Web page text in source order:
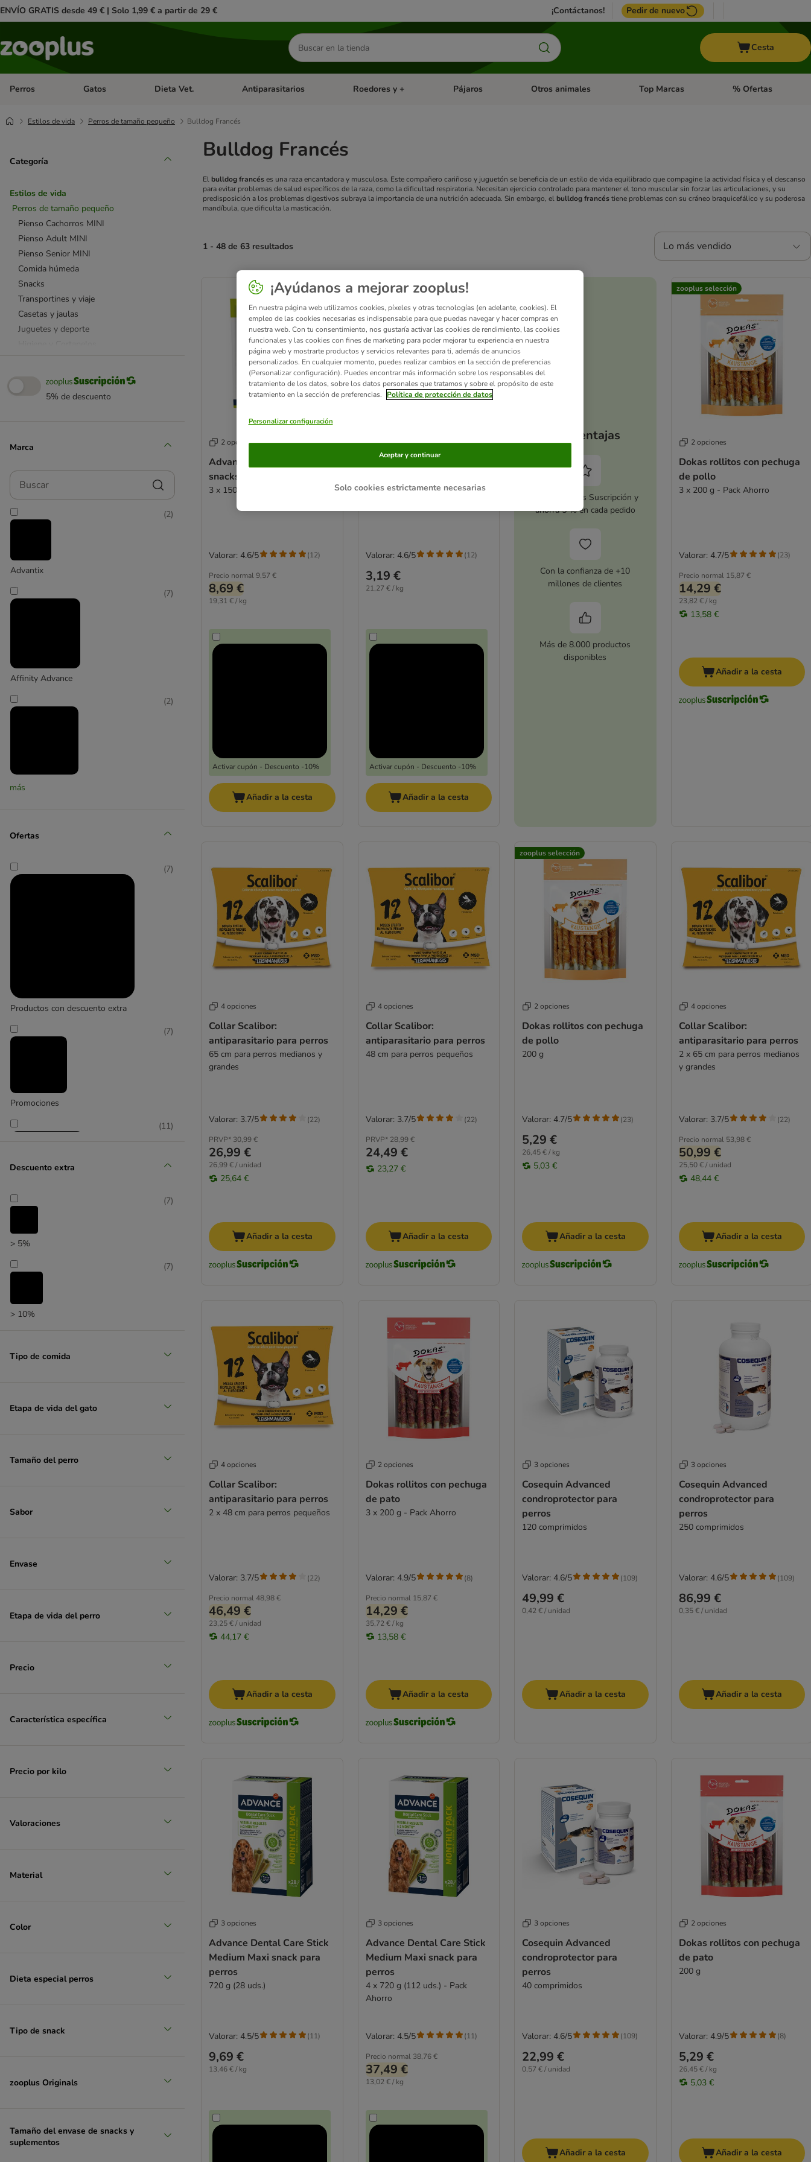
ENVÍO GRATIS desde 49 € | Solo 1,99 € a partir de 29 € ¡Contáctanos! Pedir de nuevo
Buscar
productos
Cesta
Perros Menú de categoria abierto: Perros
Gatos Menú de categoria abierto: Gatos
Dieta Vet. Menú de categoria abierto: Dieta Vet.
Antiparasitarios Menú de categoria abierto: Antiparasitarios
Roedores y + Menú de categoria abierto: Roedores y +
Pájaros Menú de categoria abierto: Pájaros
Otros animales Menú de categoria abierto: Otros animales
Top Marcas Menú de categoria
% Ofertas
Estilos de vida Perros de tamaño pequeño Bulldog Francés
Categoría
Estilos de vida
Perros de tamaño pequeño
Pienso Cachorros MINI
Pienso Adult MINI
Pienso Senior MINI
Comida húmeda
Snacks
Transportines y viaje
Casetas y jaulas
Juguetes y deporte
Correas y collares
Camas y mantas
Carlino
Westy
Otros perros de raza pequeña
5% de descuento
Marca
Buscar
Advantix
(2)
Affinity Advance
(7)
Concept for Life
(2)
Cosequin
Dokas
más
Ofertas
Productos con descuento extra
(7)
Promociones
(7)
(11)
Descuento extra
> 5%
(7)
> 10%
(7)
Tipo de comida
Etapa de vida del gato
Tamaño del perro
Sabor
Envase
Etapa de vida del perro
Precio
Característica específica
Precio por kilo
Valoraciones
Material
Color
Dieta especial perros
Tipo de snack
zooplus Originals
Tamaño del envase de snacks y
suplementos
Bulldog Francés
El bulldog francéses una raza encantadora y musculosa. Este compañero cariñoso y juguetón se beneficia de un estilo de vida equilibrado que compagine la actividad física y el descanso
para evitar problemas de salud específicos de la raza, como la dificultad respiratoria. Necesitan ejercicio controlado para mantener el tono muscular sin forzar las articulaciones, y su
predisposición a los problemas digestivos subraya la importancia de una nutrición adecuada. Sin embargo, el bulldog francéstiene problemas con su cráneo braquicefálico y su poderosa
mandíbula, que dificulta la masticación.
1 - 48 de 63 resultados Lo más vendido
product items have been changed
2 opciones
Advance Hypoallergenic
snacks para perros
3 x 150 g
Precio normal9,57 €
8,69 €
19,31 € / kg
Activar cupón - Descuento -10%
Valorar: 4.6/5 (12)
Añadir a la cesta
2 opciones
Advance Hypoallergenic
150 g
3,19 €
21,27 € / kg
Activar cupón - Descuento -10%
Valorar: 4.6/5 (12)
Añadir a la cesta
Tus ventajas
Activa zooplus Suscripción y
ahorra 5 % en cada pedido
Con la confianza de +10
millones de clientes
Más de 8.000 productos
disponibles
zooplus selección
2 opciones
Dokas rollitos con pechuga
de pollo
3 x 200 g - Pack Ahorro
Precio normal 15,87 €
14,29 €
23,82 € / kg
13,58 €
Valorar: 4.7/5 (23)
Añadir a la cesta
4 opciones
Collar Scalibor:
antiparasitario para perros
65 cm para perros medianos y
grandes
PRVP* 30,99 €
26,99 €
26,99 € / unidad
25,64 €
Valorar: 3.7/5 (22)
Añadir a la cesta
4 opciones
Collar Scalibor:
antiparasitario para perros
48 cm para perros pequeños
PRVP* 28,99 €
24,49 €
23,27 €
Valorar: 3.7/5 (22)
Añadir a la cesta
zooplus selección
2 opciones
Dokas rollitos con pechuga
de pollo
200 g
5,29 €
26,45 € / kg
5,03 €
Valorar: 4.7/5 (23)
Añadir a la cesta
4 opciones
Collar Scalibor:
antiparasitario para perros
2 x 65 cm para perros medianos
y grandes
Precio normal 53,98 €
50,99 €
25,50 € / unidad
48,44 €
Valorar: 3.7/5 (22)
Añadir a la cesta
4 opciones
Collar Scalibor:
antiparasitario para perros
2 x 48 cm para perros pequeños
Precio normal48,98 €
46,49 €
23,25 € / unidad
44,17 €
Valorar: 3.7/5 (22)
Añadir a la cesta
2 opciones
Dokas rollitos con pechuga
de pato
3 x 200 g - Pack Ahorro
Precio normal 15,87 €
14,29 €
35,72 € / kg
13,58 €
Valorar: 4.9/5 (8)
Añadir a la cesta
3 opciones
Cosequin Advanced
condroprotector para
perros
120 comprimidos
49,99 €
0,42 € / unidad
Valorar: 4.6/5 (109)
Añadir a la cesta
3 opciones
Cosequin Advanced
condroprotector para
perros
250 comprimidos
86,99 €
0,35 € / unidad
Valorar: 4.6/5 (109)
Añadir a la cesta
3 opciones
Advance Dental Care Stick
Medium Maxi snack para
perros
720 g (28 uds.)
9,69 €
13,46 € / kg
Valorar: 4.5/5 (11)
3 opciones
Advance Dental Care Stick
Medium Maxi snack para
perros
4 x 720 g (112 uds.) - Pack
Ahorro
Precio normal 38,76 €
37,49 €
13,02 € / kg
Valorar: 4.5/5 (11)
3 opciones
Cosequin Advanced
condroprotector para
perros
40 comprimidos
22,99 €
0,57 € / unidad
Valorar: 4.6/5 (109)
Añadir a la cesta
2 opciones
Dokas rollitos con pechuga
de pato
200 g
5,29 €
26,45 € / kg
5,03 €
Valorar: 4.9/5 (8)
Añadir a la cesta
¡Ayúdanos a mejorar zooplus!
En nuestra página web utilizamos cookies, píxeles y otras tecnologías (en adelante, cookies). El
empleo de las cookies necesarias es indispensable para que puedas navegar y hacer compras en
nuestra web. Con tu consentimiento, nos gustaría activar las cookies de rendimiento, las cookies
funcionales y las cookies con fines de marketing para poder mejorar tu experiencia en nuestra
página web y mostrarte productos y servicios relevantes para ti, además de anuncios
personalizados. En cualquier momento, puedes realizar cambios en la sección de preferencias
(Personalizar configuración). Puedes encontrar más información sobre los responsables del
tratamiento de los datos, sobre los datos personales que tratamos y sobre el propósito de este
tratamiento en la sección de preferencias.
Política de protección de datos
Personalizar configuración
Solo cookies estrictamente necesarias
Aceptar y continuar